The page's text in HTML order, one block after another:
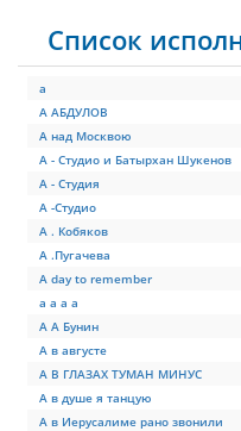
Список
а
А АБДУЛОВ
А над Москвою
А - Студио и Батырхан Шукенов
А - Студия
А -Студио
А . Кобяков
А .Пугачева
А day to remember
а а а а
А А Бунин
А в августе
А В ГЛАЗАХ ТУМАН МИНУС
А в душе я танцую
А в Иерусалиме рано звонили